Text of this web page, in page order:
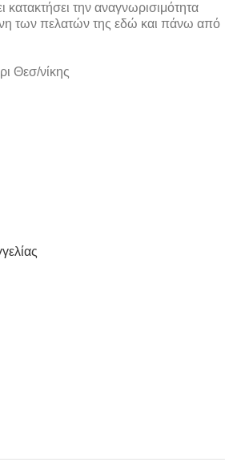
την αναγνωρισιμότητα
των πελατών της εδώ και πάνω από
Θεσ/νίκης